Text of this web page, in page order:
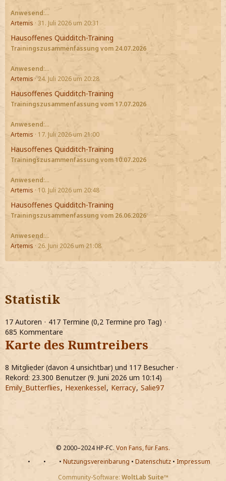
Anwesend:…
Artemis 31. Juli 2026 um 20:31
Hausoffenes Quidditch-Training
Trainingszusammenfassung vom 24.07.2026
Anwesend:…
Artemis 24. Juli 2026 um 20:28
Hausoffenes Quidditch-Training
Trainingszusammenfassung vom 17.07.2026
Anwesend:…
Artemis
17. Juli 2026 um 21:00
Hausoffenes Quidditch-Training
Trainingszusammenfassung vom 10.07.2026
Anwesend:…
Artemis
10. Juli 2026 um 20:48
Hausoffenes Quidditch-Training
Trainingszusammenfassung vom 26.06.2026
Anwesend:…
Artemis
26. Juni 2026 um 21:08
Statistik
17 Autoren
417 Termine (0,2 Termine pro Tag)
685 Kommentare
Karte des Rumtreibers
8 Mitglieder (davon 4 unsichtbar) und 117 Besucher
Rekord: 23.300 Benutzer (9. Juni 2026 um 10:14)
Emily_Butterflies
Hexenkessel Kerracy Salie97
© 2000–2024 HP-FC. Von Fans, für Fans.
•
• • Nutzungsvereinbarung • Datenschutz• Impressum
Community-Software: WoltLab Suite™